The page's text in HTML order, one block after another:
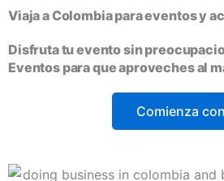
Viaja a Colombia para eventos y
Disfruta tu evento sin
Eventos para que aproveches al
Comienza